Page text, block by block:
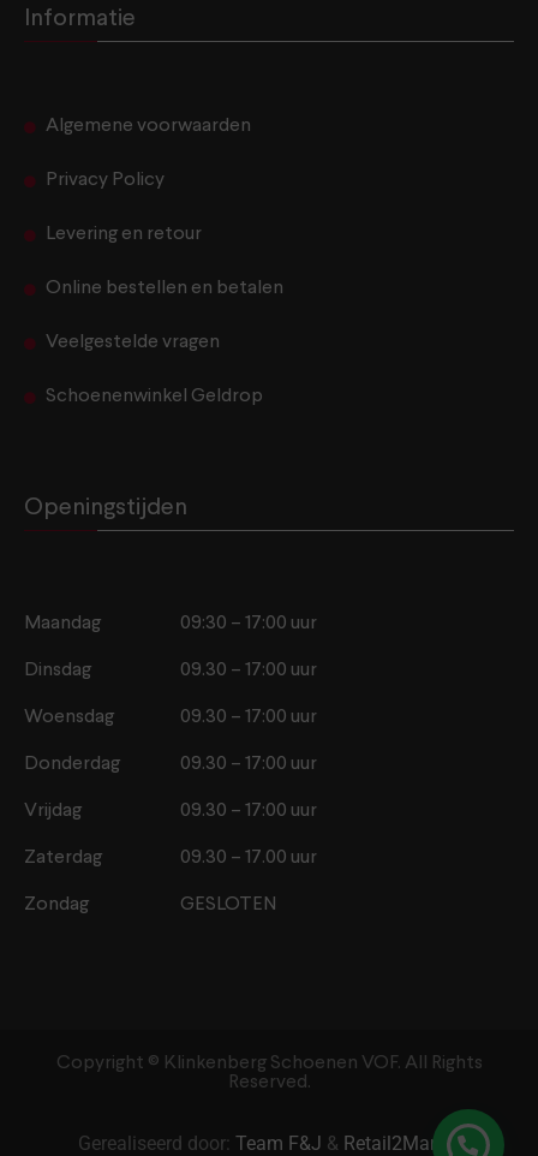
Informatie
Algemene voorwaarden
Privacy Policy
Levering en retour
Online bestellen en betalen
Veelgestelde vragen
Schoenenwinkel Geldrop
Openingstijden
Maandag 09:30 – 17:00 uur
Dinsdag 09.30 – 17:00 uur
Woensdag 09.30 – 17:00 uur
Donderdag 09.30 – 17:00 uur
Vrijdag 09.30 – 17:00 uur
Zaterdag 09.30 – 17.00 uur
Zondag GESLOTEN
Copyright ©️ Klinkenberg Schoenen VOF. All Rights
Reserved.
Gerealiseerd door: Team F&J & Retail2Market